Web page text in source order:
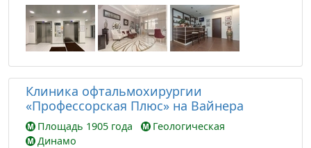
Клиника офтальмохирургии
«Профессорская Плюс» на Вайнера
Площадь 1905 года
Геологическая
Динамо